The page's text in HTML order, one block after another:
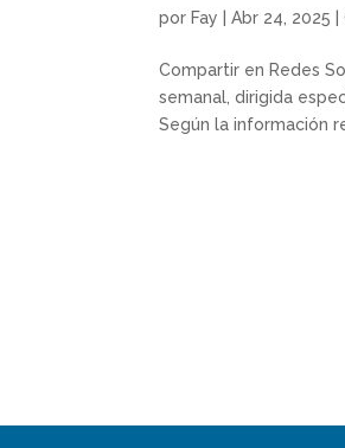
por Fay |Abr 24, 2025 |
Compartir en Redes
semanal, dirigida
Según la información